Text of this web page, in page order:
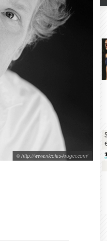
© http://www.nicolas-kruger.com/